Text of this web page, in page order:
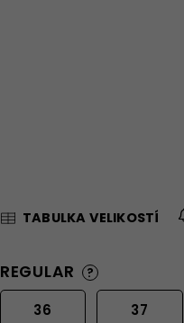
TABULKA VELIKOSTÍ
REGULAR ?
36 37